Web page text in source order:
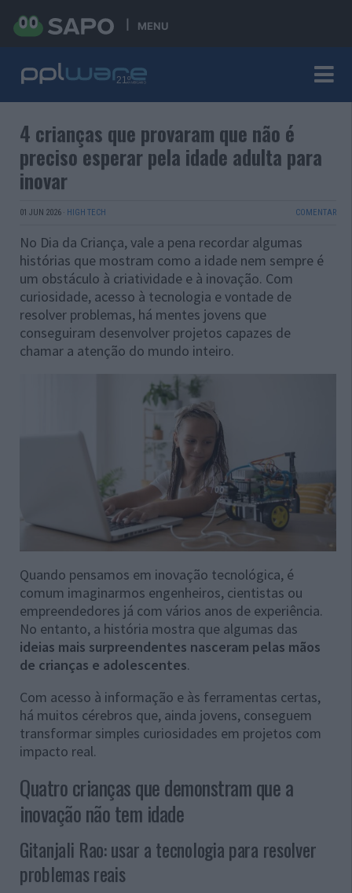
MENU
4 crianças que provaram que não é
preciso esperar pela idade adulta para
inovar
01 JUN 2026 · HIGH TECH COMENTAR
No Dia da Criança, vale a pena recordar algumas
histórias que mostram como a idade nem sempre é
um obstáculo à criatividade e à inovação. Com
curiosidade, acesso à tecnologia e vontade de
resolver problemas, há mentes jovens que
conseguiram desenvolver projetos capazes de
chamar a atenção do mundo inteiro.
Quando pensamos em inovação tecnológica, é
comum imaginarmos engenheiros, cientistas ou
empreendedores já com vários anos de experiência.
No entanto, a história mostra que algumas das
ideias mais surpreendentes nasceram pelas mãos
de crianças e adolescentes.
Com acesso à informação e às ferramentas certas,
há muitos cérebros que, ainda jovens, conseguem
transformar simples curiosidades em projetos com
impacto real.
Quatro crianças que demonstram que a
inovação não tem idade
Gitanjali Rao: usar a tecnologia para resolver
problemas reais